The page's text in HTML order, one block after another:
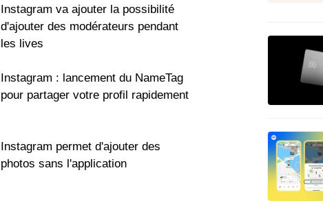
Instagram va ajouter la possibilité
d'ajouter des modérateurs pendant
les lives
Instagram : lancement du NameTag
pour partager votre profil rapidement
Instagram permet d'ajouter des
photos sans l'application